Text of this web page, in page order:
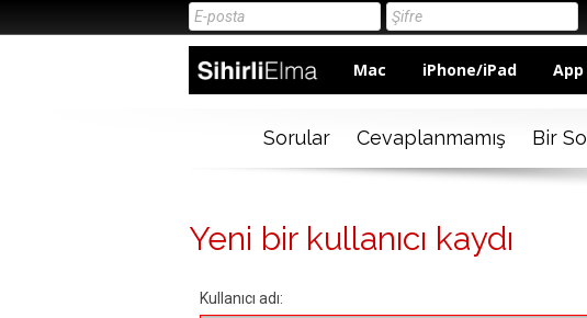
Mac iPhone/iPad
Sorular Cevaplanmamış Bir
Yeni bir kullanıcı kaydı
Kullanıcı adı: